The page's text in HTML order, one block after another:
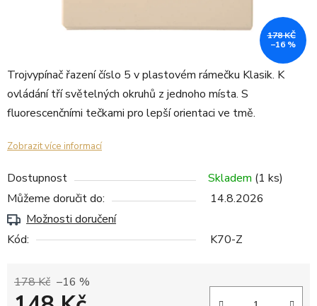
Trojvypínač řazení číslo 5 v plastovém rámečku Klasik. K
ovládání tří světelných okruhů z jednoho místa. S
fluorescenčními tečkami pro lepší orientaci ve tmě.
Zobrazit více informací
Dostupnost Skladem (1 ks)
Můžeme doručit do:
14.8.2026
Možnosti doručení
Kód:
K70-Z
178 Kč –16 %
178 KČ
–16 %